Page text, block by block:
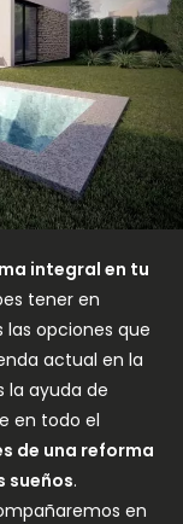
integral en tu
tener en
opciones que
actual en la
la ayuda de
en todo el
de una reforma
sueños.
en